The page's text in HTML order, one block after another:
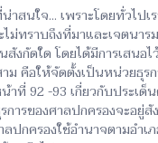
นใจ... เพราะโดยทั่วไปเ
ทราบถึงที่มาและเจตนาร
สังกัดใด โดยได้มีการเสน
คือให้จัดตั้งเป็นหน่วยธุรก
าที่ 92 -93 เกี่ยวกับประเด็
รของศาลปกครองจะอยู่สั
ลปกครองใช้อำนาจตามอ